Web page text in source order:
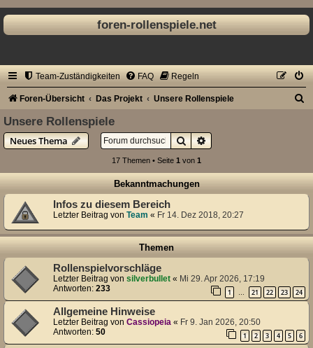
foren-rollenspiele.net
Team-Zuständigkeiten FAQ Regeln
Foren-Übersicht Das Projekt Unsere Rollenspiele
e
Unsere Rollenspiele
Neues Thema
SucheErweiterte Suche
17 Themen • Seite 1 von 1
Bekanntmachungen
Infos zu diesem Bereich
Letzter Beitrag von Team « Fr 14. Dez 2018, 20:27
Themen
Rollenspielvorschläge
Letzter Beitrag von silverbullet « Mi 29. Apr 2026, 17:19
Antworten: 233 1 … 21 22 23 24
Allgemeine Hinweise
Letzter Beitrag von Cassiopeia « Fr 9. Jan 2026, 20:50
Antworten: 50 1 2 3 4 5 6